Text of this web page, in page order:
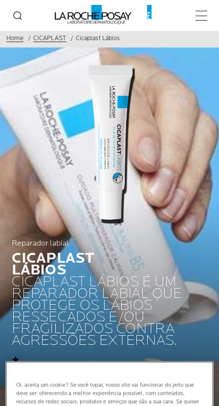
Menu
Home CICAPLAST Cicaplast Lábios
Reparador labial
CICAPLAST
LÁBIOS
CICAPLAST LÁBIOS É UM
REPARADOR LABIAL QUE
PROTEGE OS LÁBIOS
RESSECADOS E/OU
FRAGILIZADOS CONTRA
AGRESSÕES EXTERNAS.
5,0/5 (1 Avaliações)
Oi, aceita um cookie? Se você topar, nosso site vai funcionar do jeito que
deve ser, oferecendo a melhor experiência possível, com conteúdos,
recursos de redes sociais, produtos e serviços que são a sua cara. Se quiser